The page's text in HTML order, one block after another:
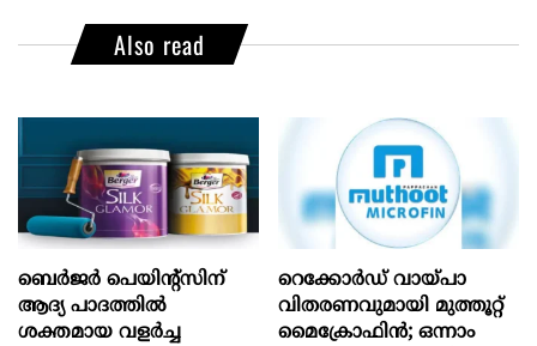
Also read
ബെർജർ പെയിന്റ്സിന്
ആദ്യ പാദത്തിൽ
ശക്തമായ വളർച്ച
റെക്കോർഡ് വായ്പാ
വിതരണവുമായി മുത്തൂറ്റ്
മൈക്രോഫിൻ; ഒന്നാം